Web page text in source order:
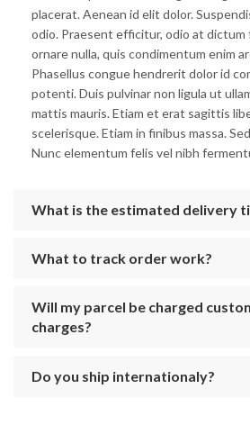
placerat. Aenean id elit dolor.
odio. Praesent efficitur, odio at dictum
ornare nulla, quis condimentum enim
Phasellus congue hendrerit dolor id
potenti. Duis pulvinar non ligula ut
mattis mauris. Etiam et erat sagittis
scelerisque. Etiam in finibus massa.
Nunc elementum felis vel nibh
What is the estimated delivery
What to track order work?
Will my parcel be charged
charges?
Do you ship internationaly?